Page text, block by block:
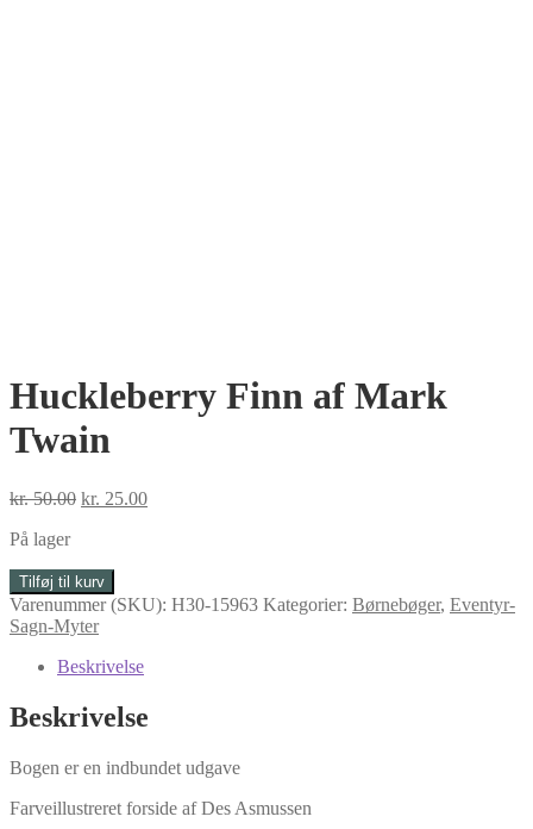
Huckleberry Finn af Mark
Twain
kr.50.00 Den
kr. 50.00.
kr. 25.00Den
På lager
Huckleberry
Finn
af
Mark
Twain
Tilføj til kurv
Varenummer (SKU): H30-15963 Kategorier: Børnebøger, Eventyr-
Sagn-Myter
Beskrivelse
Beskrivelse
Bogen er en indbundet udgave
Farveillustreret forside af Des Asmussen